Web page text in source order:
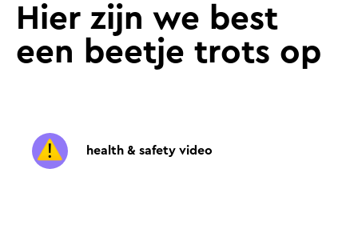
Hier zijn we best
een beetje trots op
health & safety video